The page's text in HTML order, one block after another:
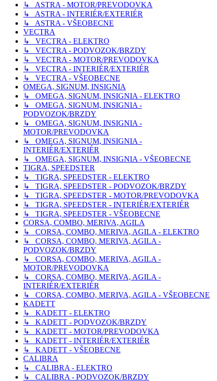
↳ ASTRA - MOTOR/PREVODOVKA
↳ ASTRA - INTERIÉR/EXTERIÉR
↳ ASTRA - VŠEOBECNE
VECTRA
↳ VECTRA - ELEKTRO
↳ VECTRA - PODVOZOK/BRZDY
↳ VECTRA - MOTOR/PREVODOVKA
↳ VECTRA - INTERIÉR/EXTERIÉR
↳ VECTRA - VŠEOBECNE
OMEGA, SIGNUM, INSIGNIA
↳ OMEGA, SIGNUM, INSIGNIA - ELEKTRO
↳ OMEGA, SIGNUM, INSIGNIA -
PODVOZOK/BRZDY
↳ OMEGA, SIGNUM, INSIGNIA -
MOTOR/PREVODOVKA
↳ OMEGA, SIGNUM, INSIGNIA -
INTERIÉR/EXTERIÉR
↳ OMEGA, SIGNUM, INSIGNIA - VŠEOBECNE
TIGRA, SPEEDSTER
↳ TIGRA, SPEEDSTER - ELEKTRO
↳ TIGRA, SPEEDSTER - PODVOZOK/BRZDY
↳ TIGRA, SPEEDSTER - MOTOR/PREVODOVKA
↳ TIGRA, SPEEDSTER - INTERIÉR/EXTERIÉR
↳ TIGRA, SPEEDSTER - VŠEOBECNE
CORSA, COMBO, MERIVA, AGILA
↳ CORSA, COMBO, MERIVA, AGILA - ELEKTRO
↳ CORSA, COMBO, MERIVA, AGILA -
PODVOZOK/BRZDY
↳ CORSA, COMBO, MERIVA, AGILA -
MOTOR/PREVODOVKA
↳ CORSA, COMBO, MERIVA, AGILA -
INTERIÉR/EXTERIÉR
↳ CORSA, COMBO, MERIVA, AGILA - VŠEOBECNE
KADETT
↳ KADETT - ELEKTRO
↳ KADETT - PODVOZOK/BRZDY
↳ KADETT - MOTOR/PREVODOVKA
↳ KADETT - INTERIÉR/EXTERIÉR
↳ KADETT - VŠEOBECNE
CALIBRA
↳ CALIBRA - ELEKTRO
↳ CALIBRA - PODVOZOK/BRZDY